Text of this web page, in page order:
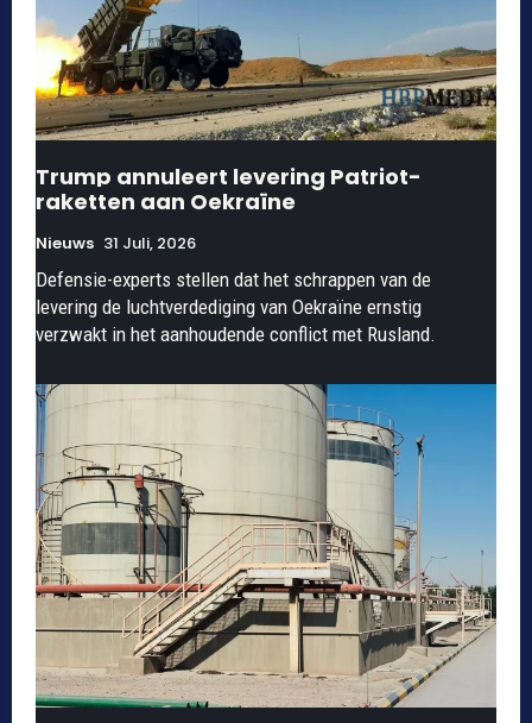
Trump annuleert levering Patriot-
raketten aan Oekraïne
Nieuws 31 Juli, 2026
Defensie-experts stellen dat het schrappen van de
levering de luchtverdediging van Oekraïne ernstig
verzwakt in het aanhoudende conflict met Rusland.